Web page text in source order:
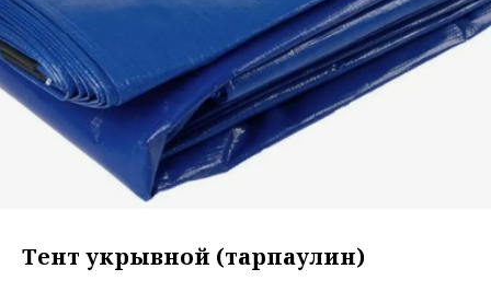
Тент укрывной (тарпаулин)